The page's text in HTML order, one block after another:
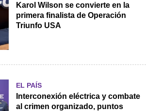
Karol Wilson se convierte en la
primera finalista de Operación
Triunfo USA
EL PAÍS
Interconexión eléctrica y combate
al crimen organizado, puntos